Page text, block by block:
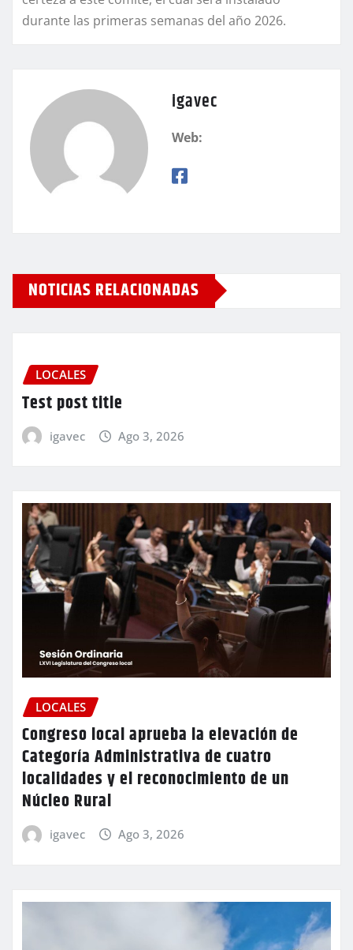
durante las primeras semanas del año 2026.
igavec
Web:
NOTICIAS RELACIONADAS
LOCALES
Test post title
igavec Ago 3, 2026
LOCALES
Congreso local aprueba la elevación de
Categoría Administrativa de cuatro
localidades y el reconocimiento de un
Núcleo Rural
igavec Ago 3, 2026